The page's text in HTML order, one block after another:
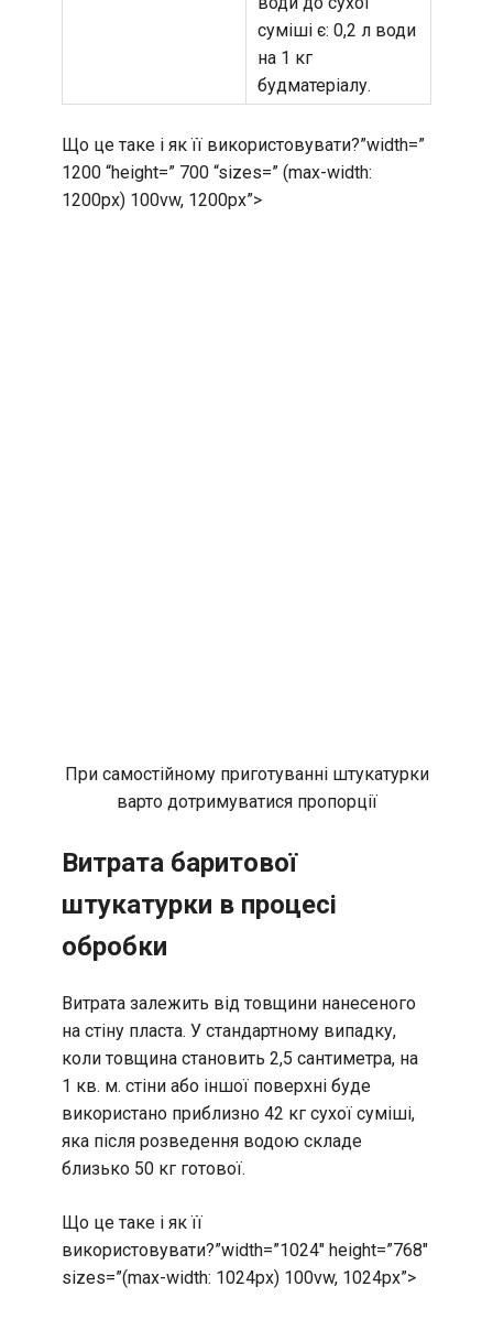
суміші є: 0,2 л води
на 1 кг
будматеріалу.
Що це таке і як її використовувати?”width=”
1200 “height=” 700 “sizes=” (max-width:
1200px) 100vw, 1200px”>
При самостійному приготуванні штукатурки
варто дотримуватися пропорції
Витрата баритової
штукатурки в процесі
обробки
Витрата залежить від товщини нанесеного
на стіну пласта. У стандартному випадку,
коли товщина становить 2,5 сантиметра, на
1 кв. м. стіни або іншої поверхні буде
використано приблизно 42 кг сухої суміші,
яка після розведення водою складе
близько 50 кг готової.
Що це таке і як її
використовувати?”width=”1024″ height=”768″
sizes=”(max-width: 1024px) 100vw, 1024px”>